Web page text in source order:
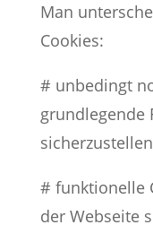
Man
Cookies:
# unbedingt
grundlegende
sicherzustellen
# funktionelle
der Webseite